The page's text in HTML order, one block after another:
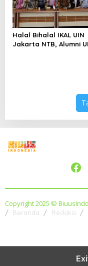
Halal Bihalal IKAL UIN
Jakarta NTB, Alumni
Copyright 2025 ©
Beranda Redaksi